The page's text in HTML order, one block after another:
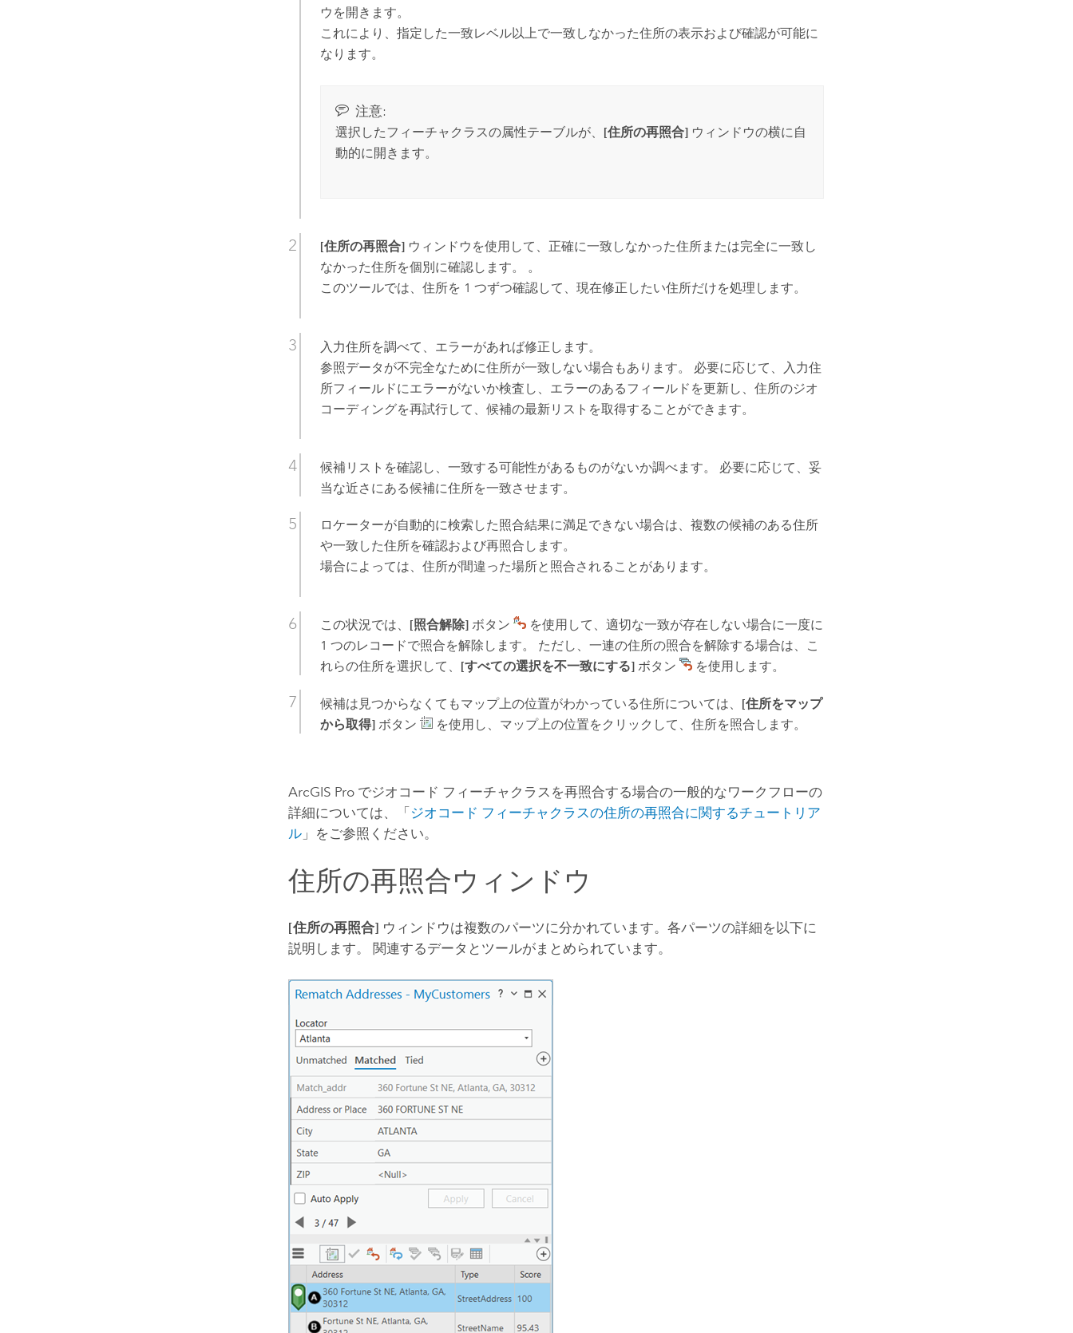
ウを開きます。
これにより、指定した一致レベル以上で一致しなかった住所の表示および確認が可能に
なります。
注意:
選択したフィーチャクラスの属性テーブルが、 [住所の再照合]ウィンドウの横に自
動的に開きます。
[住所の再照合] ウィンドウを使用して、正確に一致しなかった住所または完全に一致し
なかった住所を個別に確認します。 。
このツールでは、住所を 1 つずつ確認して、現在修正したい住所だけを処理します。
入力住所を調べて、エラーがあれば修正します。
参照データが不完全なために住所が一致しない場合もあります。 必要に応じて、入力住
所フィールドにエラーがないか検査し、エラーのあるフィールドを更新し、住所のジオ
コーディングを再試行して、候補の最新リストを取得することができます。
候補リストを確認し、一致する可能性があるものがないか調べます。 必要に応じて、妥
当な近さにある候補に住所を一致させます。
ロケーターが自動的に検索した照合結果に満足できない場合は、複数の候補のある住所
や一致した住所を確認および再照合します。
場合によっては、住所が間違った場所と照合されることがあります。
この状況では、 [照合解除] ボタン
を使用して、適切な一致が存在しない場合に一度に
1 つのレコードで照合を解除します。 ただし、一連の住所の照合を解除する場合は、こ
れらの住所を選択して、 [すべての選択を不一致にする] ボタン を使用します。
候補は見つからなくてもマップ上の位置がわかっている住所については、 [住所をマップ
から取得] ボタン を使用し、マップ上の位置をクリックして、住所を照合します。
ArcGIS Pro でジオコード フィーチャクラスを再照合する場合の一般的なワークフローの
詳細については、「 ジオコード フィーチャクラスの住所の再照合に関するチュートリア
ル 」をご参照ください。
住所の再照合ウィンドウ
[住所の再照合] ウィンドウは複数のパーツに分かれています。各パーツの詳細を以下に
説明します。 関連するデータとツールがまとめられています。